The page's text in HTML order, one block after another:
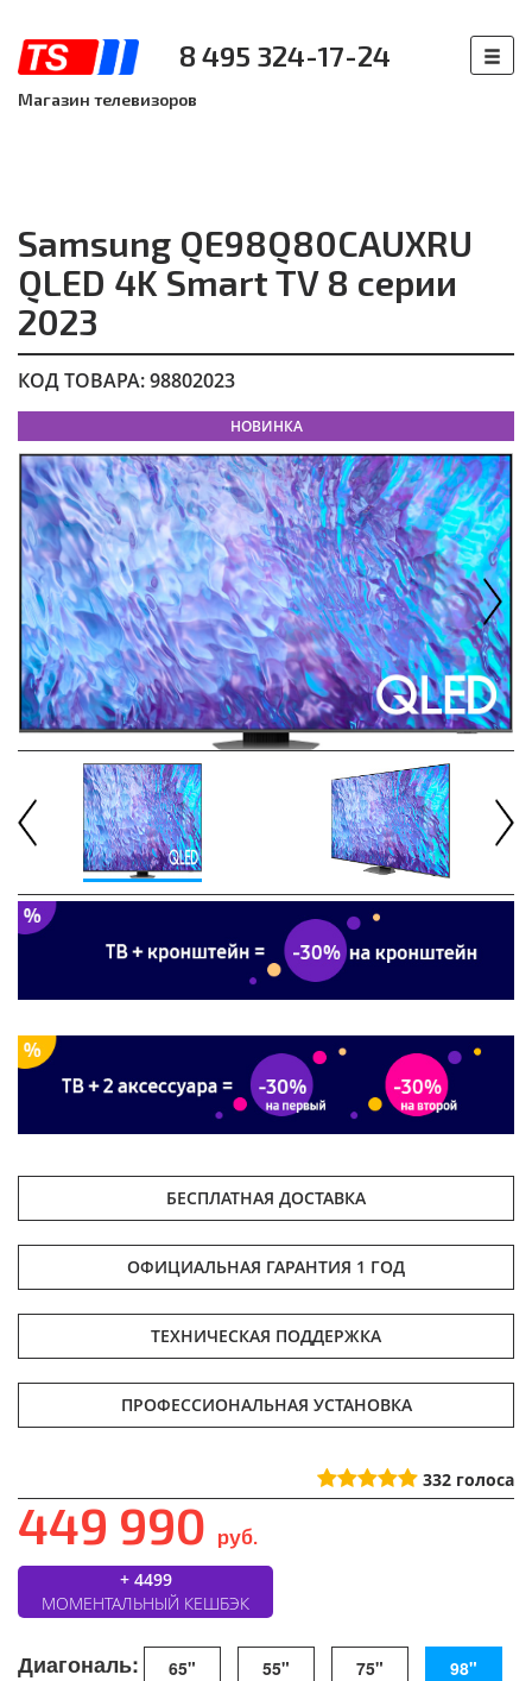
8 495 324-17-24
Магазин телевизоров
Samsung QE98Q80CAUXRU
QLED 4K Smart TV 8 серии
2023
КОД ТОВАРА: 98802023
НОВИНКА
Next
БЕСПЛАТНАЯ ДОСТАВКА
ОФИЦИАЛЬНАЯ ГАРАНТИЯ 1 ГОД
ТЕХНИЧЕСКАЯ ПОДДЕРЖКА
ПРОФЕССИОНАЛЬНАЯ УСТАНОВКА
332 голоса
449 990 руб.
+ 4499
МОМЕНТАЛЬНЫЙ КЕШБЭК
Диагональ: 65" 55" 75" 98"